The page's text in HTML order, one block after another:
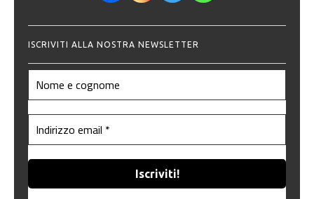
ISCRIVITI ALLA NOSTRA NEWSLETTER